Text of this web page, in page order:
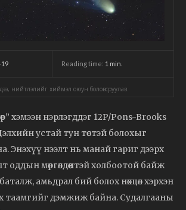
19 Reading time: 1 min.
нийтлэлийг хиймэл оюун боловсруулав.
хэмээн нэрлэгддэг 12P/Pons-Brooks
устай тун төстэй болохыг
Энэхүү нээлт нь манай гариг дээрх
оддын мөргөлдөөнтэй холбоотой байж
амьдрал бий болох нөхцөл хэрхэн
таамгийг дэмжиж байна. Судалгааны